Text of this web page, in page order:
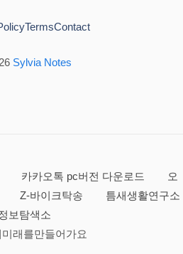
Sylvia Notes
TermsContact
카카오톡 pc버전 다운로드
오
Z-바이크탁송
틈새생활연구소
보탐색소
래를만들어가요